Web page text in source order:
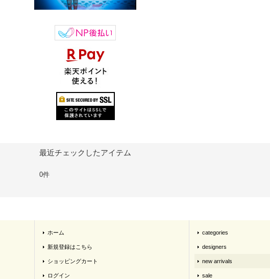
最近チェックしたアイテム
0件
ホーム
新規登録はこちら
ショッピングカート
ログイン
categories
designers
new arrivals
sale